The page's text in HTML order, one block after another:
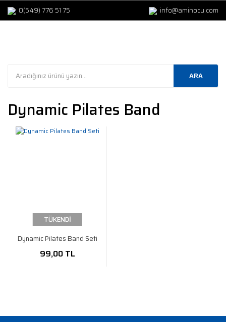
0(549) 776 51 75 info@aminocu.com
ARA
Dynamic Pilates Band
TÜKENDİ
Dynamic Pilates Band Seti
99,00 TL